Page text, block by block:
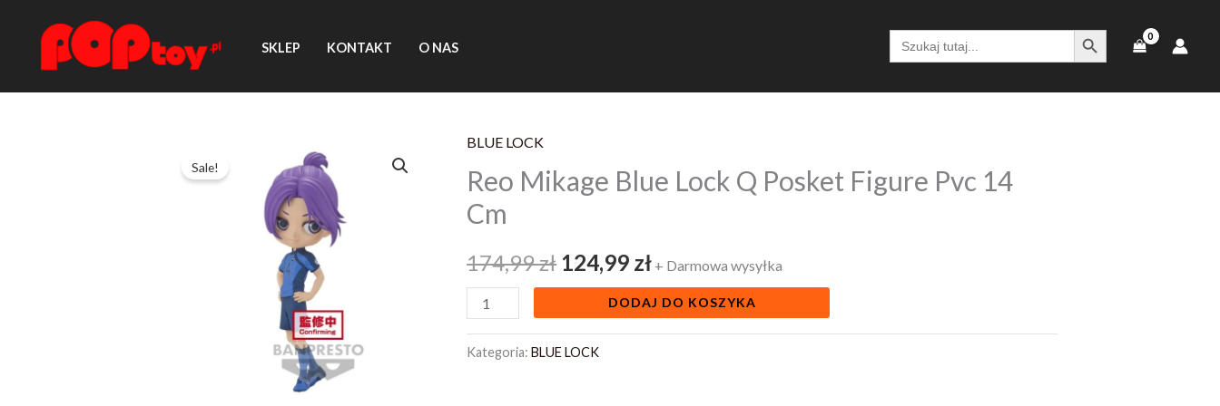
SKLEP KONTAKT O NAS
Search
for:
SEARCH BUTTON
Sale!
BLUE LOCK
Reo Mikage Blue Lock Q Posket Figure Pvc 14
Cm
174,99zł
cena
174,99 zł.
124,99 zł
cena
124,99 zł.
+ Darmowa wysyłka
ilość
Reo
Mikage
Blue
Lock
Posket
Figure
Pvc
DODAJ DO KOSZYKA
Kategoria:BLUE LOCK